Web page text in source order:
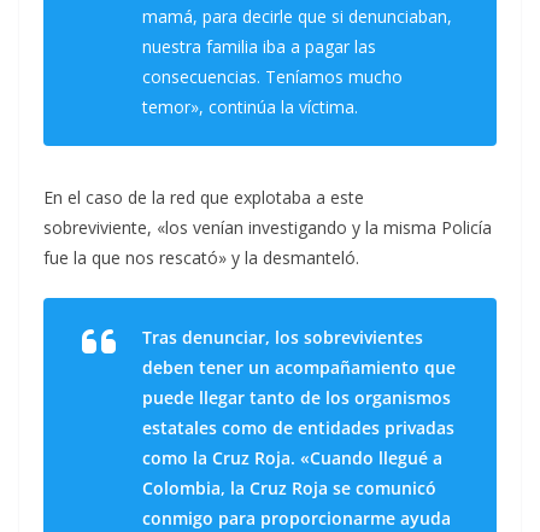
mamá, para decirle que si denunciaban,
nuestra familia iba a pagar las
consecuencias. Teníamos mucho
temor», continúa la víctima.
En el caso de la red que explotaba a este
sobreviviente, «los venían investigando y la misma Policía
fue la que nos rescató» y la desmanteló.
Tras denunciar, los sobrevivientes
deben tener un acompañamiento que
puede llegar tanto de los organismos
estatales como de entidades privadas
como la Cruz Roja. «Cuando llegué a
Colombia, la Cruz Roja se comunicó
conmigo para proporcionarme ayuda